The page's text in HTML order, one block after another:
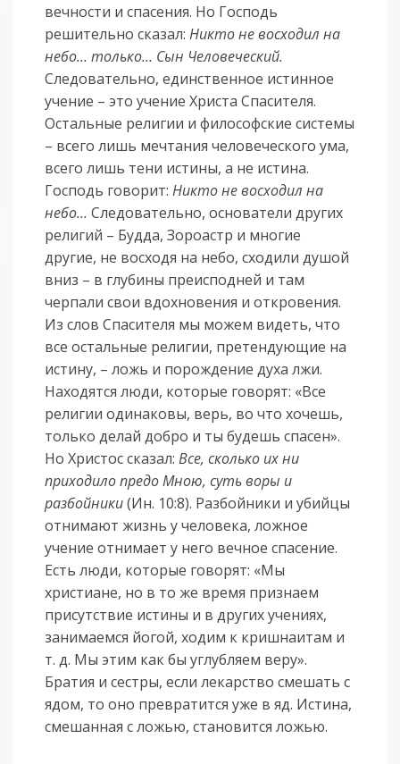
вечности и спасения. Но Господь
решительно сказал:Никто не восходил на
небо… только… Сын Человеческий.
Следовательно, единственное истинное
учение – это учение Христа Спасителя.
Остальные религии и философские системы
– всего лишь мечтания человеческого ума,
всего лишь тени истины, а не истина.
Господь говорит:Никто не восходил на
небо… Следовательно, основатели других
религий – Будда, Зороастр и многие
другие, не восходя на небо, сходили душой
вниз – в глубины преисподней и там
черпали свои вдохновения и откровения.
Из слов Спасителя мы можем видеть, что
все остальные религии, претендующие на
истину, – ложь и порождение духа лжи.
Находятся люди, которые говорят: «Все
религии одинаковы, верь, во что хочешь,
только делай добро и ты будешь спасен».
Но Христос сказал:Все, сколько их ни
приходило предо Мною, суть воры и
разбойники(Ин. 10:8). Разбойники и убийцы
отнимают жизнь у человека, ложное
учение отнимает у него вечное спасение.
Есть люди, которые говорят: «Мы
христиане, но в то же время признаем
присутствие истины и в других учениях,
занимаемся йогой, ходим к кришнаитам и
т. д. Мы этим как бы углубляем веру».
Братия и сестры, если лекарство смешать с
ядом, то оно превратится уже в яд. Истина,
смешанная с ложью, становится ложью.